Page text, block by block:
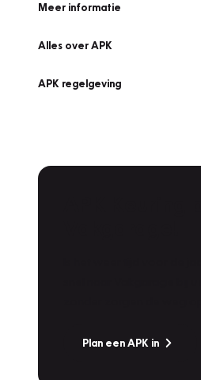
Meer informatie
Alles over APK
APK regelgeving
Plan een APK in